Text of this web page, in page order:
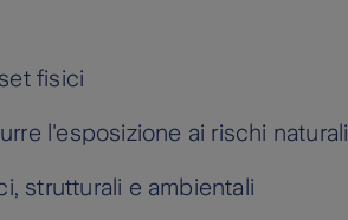
fisici
l'esposizione ai rischi naturali
strutturali e ambientali